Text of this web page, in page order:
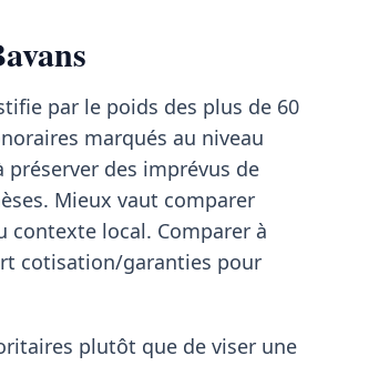
par le poids des plus de 60
marqués au niveau
préserver des imprévus de
Mieux vaut comparer
local. Comparer à
cotisation/garanties pour
plutôt que de viser une